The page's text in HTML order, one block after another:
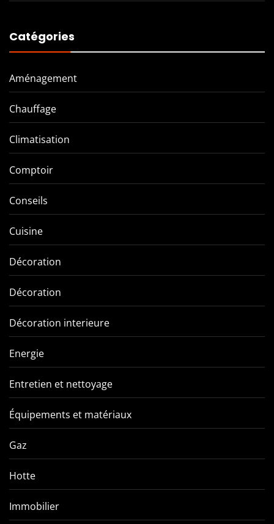
Catégories
Aménagement
Chauffage
Climatisation
Comptoir
Conseils
Cuisine
Décoration
Décoration
Décoration interieure
Energie
Entretien et nettoyage
Équipements et matériaux
Gaz
Hotte
Immobilier